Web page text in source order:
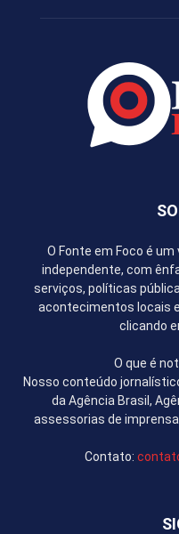
O Fonte em Foco é
independente, com
serviços, políticas
acontecimentos locais
clicando
O que é
Nosso conteúdo
da Agência Brasil,
assessorias de
Contato: